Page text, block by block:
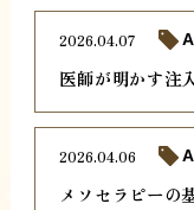
医師が明かす注
2026.04.07
メソセラピーの
2026.04.06